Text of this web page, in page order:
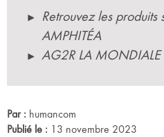
Retrouvez les produits
AMPHITÉA
AG2R LA MONDIALE
Par : humancom
Publié le : 13 novembre 2023